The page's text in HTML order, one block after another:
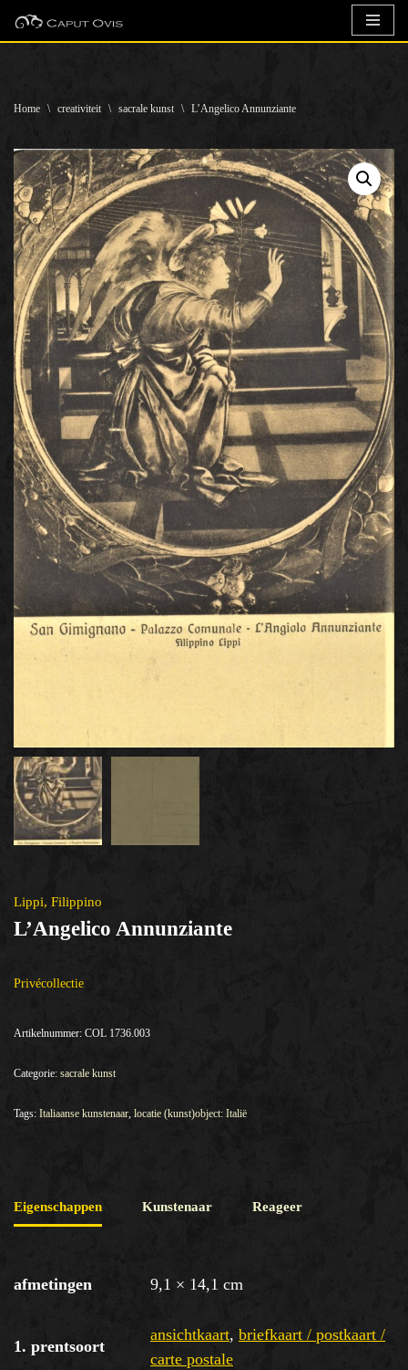
inhoud
Home \ creativiteit \ sacrale kunst \ L’Angelico Annunziante
Lippi, Filippino
L’Angelico Annunziante
Privécollectie
Artikelnummer: COL 1736.003
Categorie: sacrale kunst
Tags: Italiaanse kunstenaar, locatie (kunst)object: Italië
Eigenschappen Kunstenaar Reageer
afmetingen 9,1 × 14,1 cm
1. prentsoort
ansichtkaart, briefkaart / postkaart /
carte postale